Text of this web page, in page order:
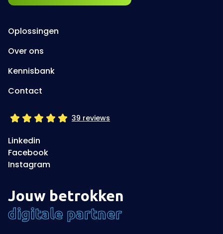
Oplossingen
Over ons
Kennisbank
Contact
39 reviews
Linkedin
Facebook
Instagram
Jouw betrokken
digitale partner